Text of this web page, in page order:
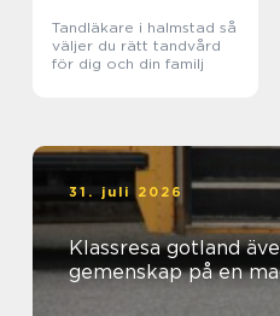
Tandläkare i halmstad så
väljer du rätt tandvård
för dig och din familj
31. juli 2026
Klassresa gotland äventyr, kunskap och
gemenskap på en